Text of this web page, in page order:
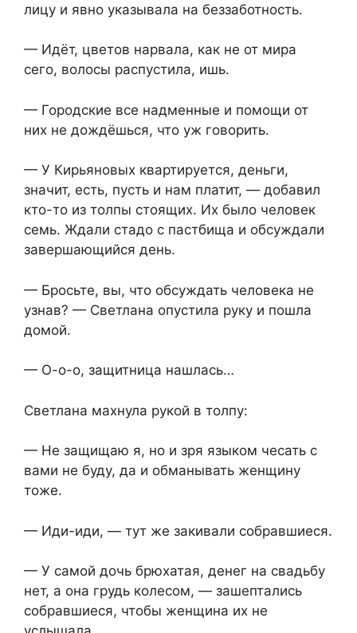
лицу и явно указывала на беззаботность.
— Идёт, цветов нарвала, как не от мира
сего, волосы распустила, ишь.
— Городские все надменные и помощи от
них не дождёшься, что уж говорить.
— У Кирьяновых квартируется, деньги,
значит, есть, пусть и нам платит, — добавил
кто-то из толпы стоящих. Их было человек
семь. Ждали стадо с пастбища и обсуждали
завершающийся день.
— Бросьте, вы, что обсуждать человека не
узнав? — Светлана опустила руку и пошла
домой.
— О-о-о, защитница нашлась…
Светлана махнула рукой в толпу:
— Не защищаю я, но и зря языком чесать с
вами не буду, да и обманывать женщину
тоже.
— Иди-иди, — тут же закивали собравшиеся.
— У самой дочь брюхатая, денег на свадьбу
нет, а она грудь колесом, — зашептались
собравшиеся, чтобы женщина их не